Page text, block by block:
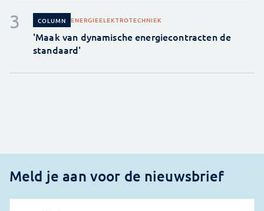
COLUMN ENERGIEELEKTROTECHNIEK
'Maak van dynamische energiecontracten de
standaard'
Meld je aan voor de nieuwsbrief